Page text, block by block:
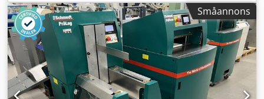
användas för påsar 465x365x1320 mm. Cjdpfx Acezckp Hj
Iorf
Småannons